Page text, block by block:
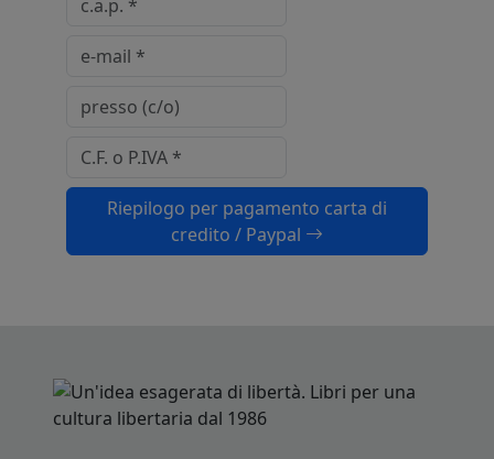
Riepilogo per pagamento carta di
credito / Paypal